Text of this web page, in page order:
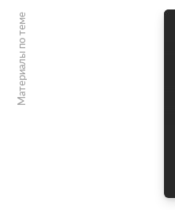
Материалы по теме